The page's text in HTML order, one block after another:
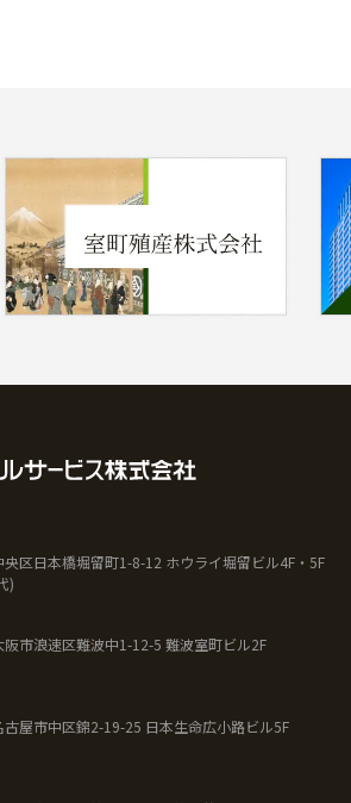
区日本橋堀留町1-8-12 ホウライ堀留ビル4F・5F
)
市浪速区難波中1-12-5 難波室町ビル2F
屋市中区錦2-19-25 日本生命広小路ビル5F